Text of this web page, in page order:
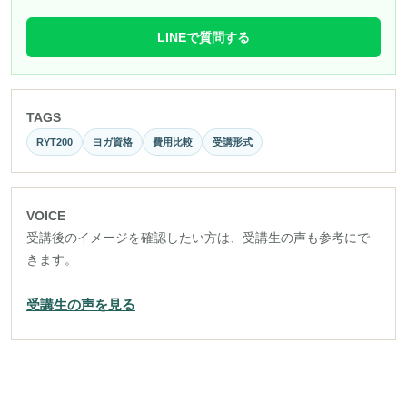
LINEで質問する
TAGS
RYT200 ヨガ資格 費用比較 受講形式
VOICE
受講後のイメージを確認したい方は、受講生の声も参考にで
きます。
受講生の声を見る